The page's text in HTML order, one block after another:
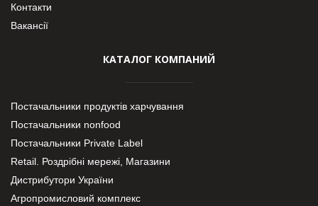
Контакти
Вакансії
КАТАЛОГ КОМПАНИЙ
Постачальники продуктів харчування
Постачальники nonfood
Постачальники Private Label
Retail. Роздрібні мережі, Магазини
Дистрибутори України
Агропромисловий комплекс